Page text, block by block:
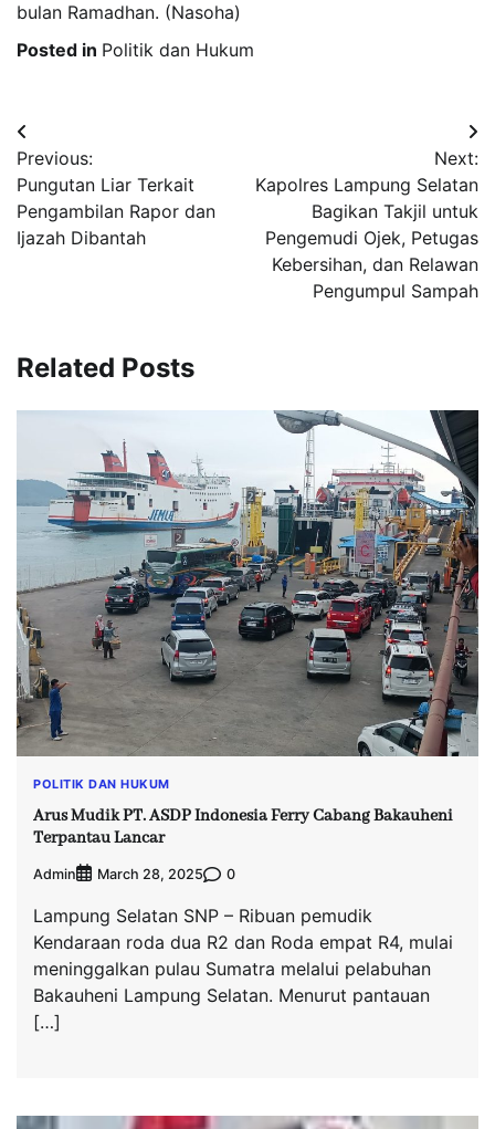
bulan Ramadhan. (Nasoha)
Posted in Politik dan Hukum
Post
navigation
Previous:
Pungutan Liar Terkait
Pengambilan Rapor dan
Ijazah Dibantah
Next:
Kapolres Lampung Selatan
Bagikan Takjil untuk
Pengemudi Ojek, Petugas
Kebersihan, dan Relawan
Pengumpul Sampah
Related Posts
POLITIK DAN HUKUM
Arus Mudik PT. ASDP Indonesia Ferry Cabang Bakauheni
Terpantau Lancar
Admin March 28, 2025 0
Lampung Selatan SNP – Ribuan pemudik
Kendaraan roda dua R2 dan Roda empat R4, mulai
meninggalkan pulau Sumatra melalui pelabuhan
Bakauheni Lampung Selatan. Menurut pantauan
[…]